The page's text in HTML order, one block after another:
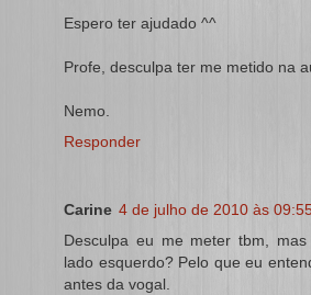
Espero ter ajudado ^^
Profe, desculpa ter me metido na
Nemo.
Responder
Carine 4 de julho de 2010 às
Desculpa eu me meter tbm,
lado esquerdo? Pelo que eu
antes da vogal.